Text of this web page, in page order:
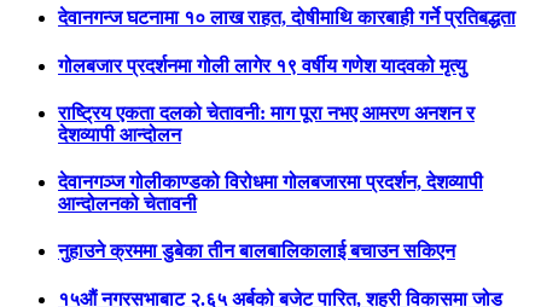
देवानगन्ज घटनामा १० लाख राहत, दोषीमाथि कारबाही गर्ने प्रतिबद्धता
गोलबजार प्रदर्शनमा गोली लागेर १९ वर्षीय गणेश यादवको मृत्यु
राष्ट्रिय एकता दलको चेतावनी: माग पूरा नभए आमरण अनशन र
देशव्यापी आन्दोलन
देवानगञ्ज गोलीकाण्डको विरोधमा गोलबजारमा प्रदर्शन, देशव्यापी
आन्दोलनको चेतावनी
नुहाउने क्रममा डुबेका तीन बालबालिकालाई बचाउन सकिएन
१५औं नगरसभाबाट २.६५ अर्बको बजेट पारित, शहरी विकासमा जोड